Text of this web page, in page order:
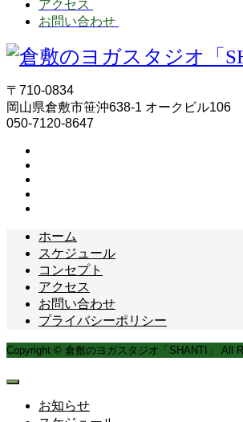
アクセス
お問い合わせ
〒710-0834
岡山県倉敷市笹沖638-1 オークビル106
050-7120-8647
ホーム
スケジュール
コンセプト
アクセス
お問い合わせ
プライバシーポリシー
Copyright © 倉敷のヨガスタジオ「SHANTI」 All
お知らせ